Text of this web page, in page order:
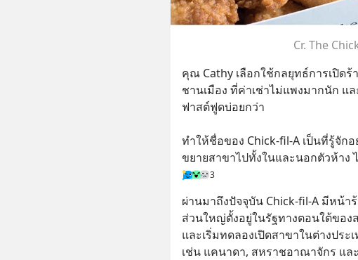
Cr. The
คุณ Cathy เลือกใช้กลยุทธ์การเปิด
ชานเมือง ที่ค่าเช่าไม่แพงมากนัก แ
ฟาสต์ฟูดบ่อยกว่า
ทำให้ชื่อของ Chick-fil-A เป็นที่รู้จัก
ขยายสาขาไปทั้งในและนอกตัวห้าง
3
ผ่านมาถึงปัจจุบัน Chick-fil-A มีหน้า
ส่วนใหญ่ตั้งอยู่ในรัฐทางตอนใต้ของ
และเริ่มทดลองเปิดสาขาในต่างประ
เช่น แคนาดา, สหราชอาณาจักร แล